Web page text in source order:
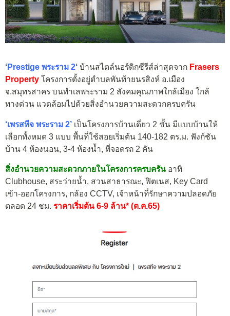
‘Prestige พระราม 2‘ บ้านสไตล์นอร์ดิกซีรีส์ล่าสุดจาก Frasers
Property โครงการตั้งอยู่ตำบลพันท้ายนรสิงห์ อ.เมือง
จ.สมุทรสาคร บนทำเลพระราม 2 สังคมคุณภาพใกล้เมือง ใกล้
ทางด่วน แวดล้อมไปด้วยสิ่งอำนวยความสะดวกครบครัน
‘เพรสทีจ พระราม 2’ เป็นโครงการบ้านเดี่ยว 2 ชั้น มีแบบบ้านให้
เลือกทั้งหมด 3 แบบ พื้นที่ใช้สอยเริ่มต้น 140-182 ตร.ม. ฟังก์ชัน
บ้าน 4 ห้องนอน, 3-4 ห้องน้ำ, ที่จอดรถ 2 คัน
สิ่งอำนวยความสะดวกภายในโครงการครบครัน อาทิ
Clubhouse, สระว่ายน้ำ, สวนสาธารณะ, ฟิตเนส, Key Card
เข้า-ออกโครงการ, กล้อง CCTV, เจ้าหน้าที่รักษาความปลอดภัย
ตลอด 24 ชม. ราคาเริ่มต้น 6-9 ล้าน* (ต.ค.65)